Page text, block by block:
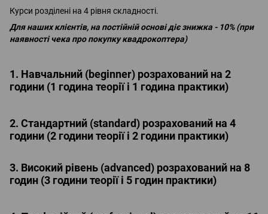
Курси розділені на 4 рівня складності.
Для наших клієнтів, на постійній основі діє знижка - 10% (при
наявності чека про покупку квадрокоптера)
1. Навчальний (beginner) розрахований на 2
години (1 година теорії і 1 година практики)
2. Стандартний (standard) розрахований на 4
години (2 години теорії і 2 години практики)
3. Високий рівень (advanced) розрахований на 8
годин (3 години теорії і 5 годин практики)